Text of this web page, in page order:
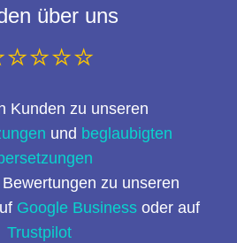
über uns
Kunden zu unseren
und beglaubigten
zu unseren
Google Business oder auf
Trustpilot